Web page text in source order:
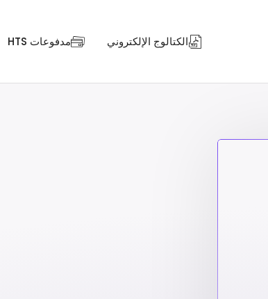
الكتالوج الإلكتروني مدفوعات HTS